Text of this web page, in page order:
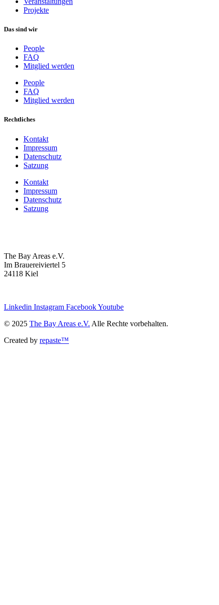
Projekte
Das sind wir
People
FAQ
Mitglied werden
People
FAQ
Mitglied werden
Rechtliches
Kontakt
Impressum
Datenschutz
Satzung
Kontakt
Impressum
Datenschutz
Satzung
The Bay Areas e.V.
Im Brauereiviertel 5
24118 Kiel
Linkedin Instagram FacebookYoutube
© 2025 The Bay Areas e.V. Alle Rechte vorbehalten.
Created by repaste™